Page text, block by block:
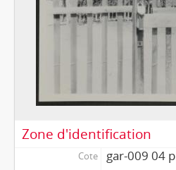
Zone d'identification
Cote gar-009 04 p